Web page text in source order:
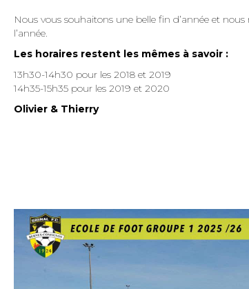
Nous vous souhaitons une belle fin d’année et
l’année.
Les horaires restent les mêmes à savoir :
13h30-14h30 pour les 2018 et 2019
14h35-15h35 pour les 2019 et 2020
Olivier & Thierry